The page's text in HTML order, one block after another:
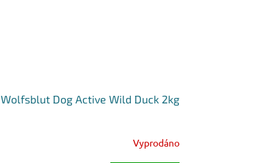
Wolfsblut Dog Active Wild Duck 2kg
Vyprodáno